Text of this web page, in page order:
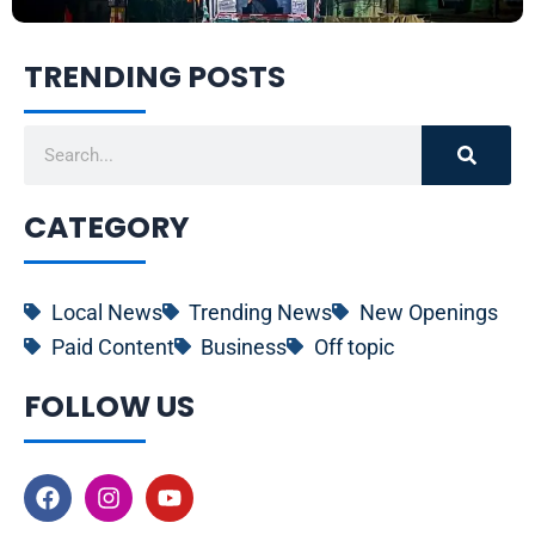
TRENDING POSTS
Search
CATEGORY
Local News Trending News
New Openings
Paid Content
Business Off topic
FOLLOW US
F
a
I
n
Y
o